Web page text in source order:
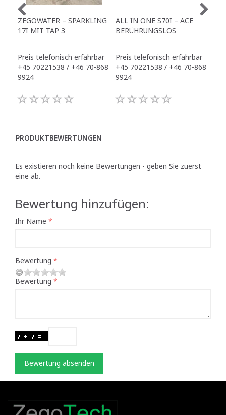
ZEGOWATER – SPARKLING
17I MIT TAP 3
Preis telefonisch erfahrbar
+45 70221538 / +46 70-868
9924
ALL IN ONE S70I – ACE
BERÜHRUNGSLOS
Preis telefonisch erfahrbar
+45 70221538 / +46 70-868
9924
PRODUKTBEWERTUNGEN
Es existieren noch keine Bewertungen - geben Sie zuerst
eine ab.
Bewertung hinzufügen:
Ihr Name
Bewertung
Bewertung
Bewertung absenden